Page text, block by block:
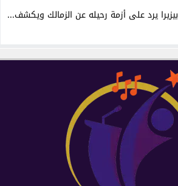
بيزيرا يرد على أزمة رحيله عن الزمالك ويكشف...